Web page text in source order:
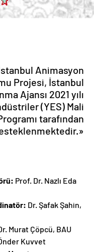
Animasyon
Projesi, İstanbul
Ajansı 2021 yılı
(YES) Mali
tarafından
Prof. Dr. Nazlı Eda
Dr. Şafak Şahin,
Murat Çöpcü, BAU
Kuvvet